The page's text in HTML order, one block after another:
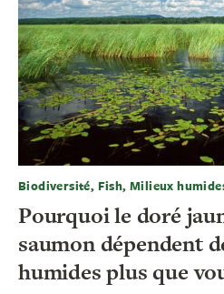
Biodiversité, Fish, Milieux
Pourquoi le doré
saumon dépendent
humides plus que